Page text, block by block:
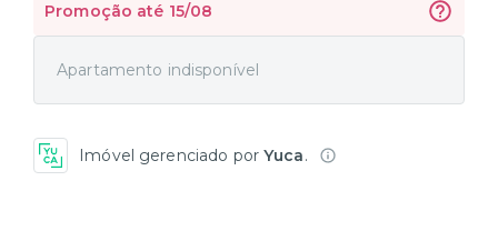
Promoção até 15/08
Apartamento indisponível
Imóvel gerenciado porYuca.